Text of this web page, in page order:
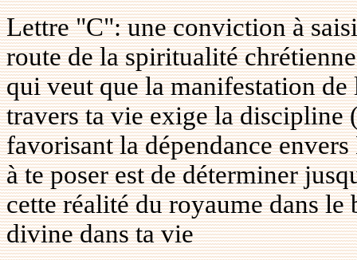
Lettre "C": une conviction à
route de la spiritualité
qui veut que la manifestation de
travers ta vie exige la discipline
favorisant la dépendance
à te poser est de déterminer
cette réalité du royaume dans le
divine dans ta vie